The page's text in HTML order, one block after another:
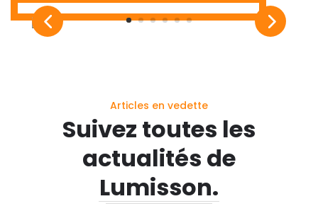
Articles en vedette
Suivez toutes les
actualités de
Lumisson.